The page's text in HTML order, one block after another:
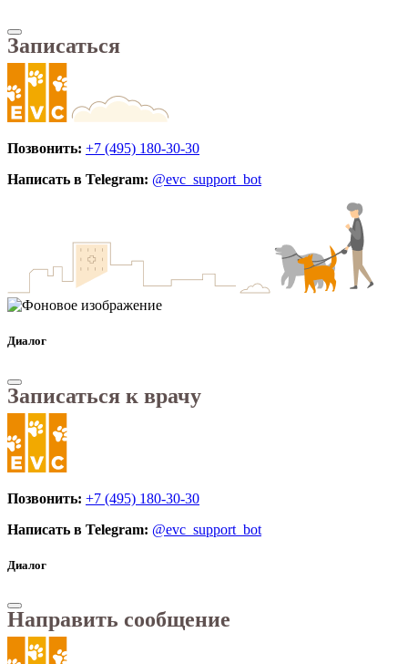
Записаться
Позвонить: +7 (495) 180-30-30
Написать в Telegram: @evc_support_bot
Диалог
Записаться к врачу
Позвонить: +7 (495) 180-30-30
Написать в Telegram: @evc_support_bot
Диалог
Направить сообщение